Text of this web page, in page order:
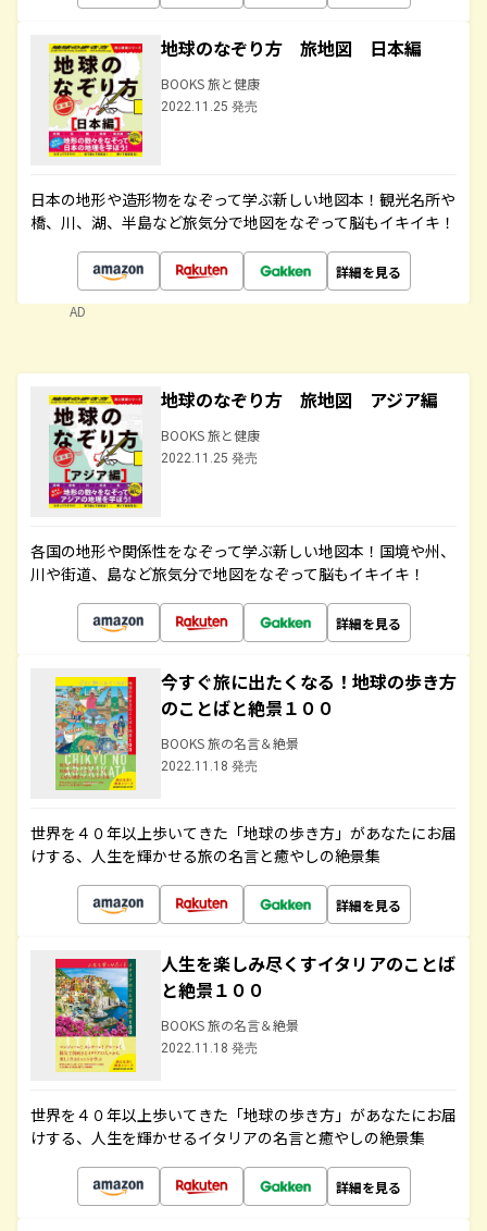
地球のなぞり方 旅地図 日本編
BOOKS 旅と健康
2022.11.25 発売
日本の地形や造形物をなぞって学ぶ新しい地図本！観光名所や
橋、川、湖、半島など旅気分で地図をなぞって脳もイキイキ！
詳細を見る
AD
地球のなぞり方 旅地図 アジア編
BOOKS 旅と健康
2022.11.25 発売
各国の地形や関係性をなぞって学ぶ新しい地図本！国境や州、
川や街道、島など旅気分で地図をなぞって脳もイキイキ！
詳細を見る
今すぐ旅に出たくなる！地球の歩き方
のことばと絶景１００
BOOKS 旅の名言＆絶景
2022.11.18 発売
世界を４０年以上歩いてきた「地球の歩き方」があなたにお届
けする、人生を輝かせる旅の名言と癒やしの絶景集
詳細を見る
人生を楽しみ尽くすイタリアのことば
と絶景１００
BOOKS 旅の名言＆絶景
2022.11.18 発売
世界を４０年以上歩いてきた「地球の歩き方」があなたにお届
けする、人生を輝かせるイタリアの名言と癒やしの絶景集
詳細を見る